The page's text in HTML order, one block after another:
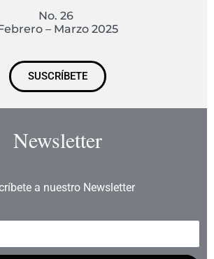
No. 26
– Marzo 2025
SUSCRÍBETE
Newsletter
a nuestro Newsletter